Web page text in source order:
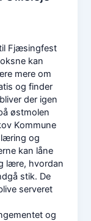
Fjæsingfest
kan
mere om
og finder
der igen
østmolen
Kommune
læring og
kan låne
lære, hvordan
stik. De
serveret
og